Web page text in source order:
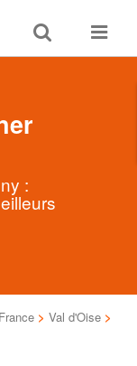
Toggle
search
Toggle
:
> Val d'Oise >